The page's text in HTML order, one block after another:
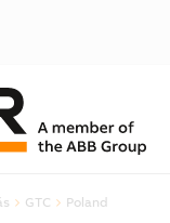
GTC Poland